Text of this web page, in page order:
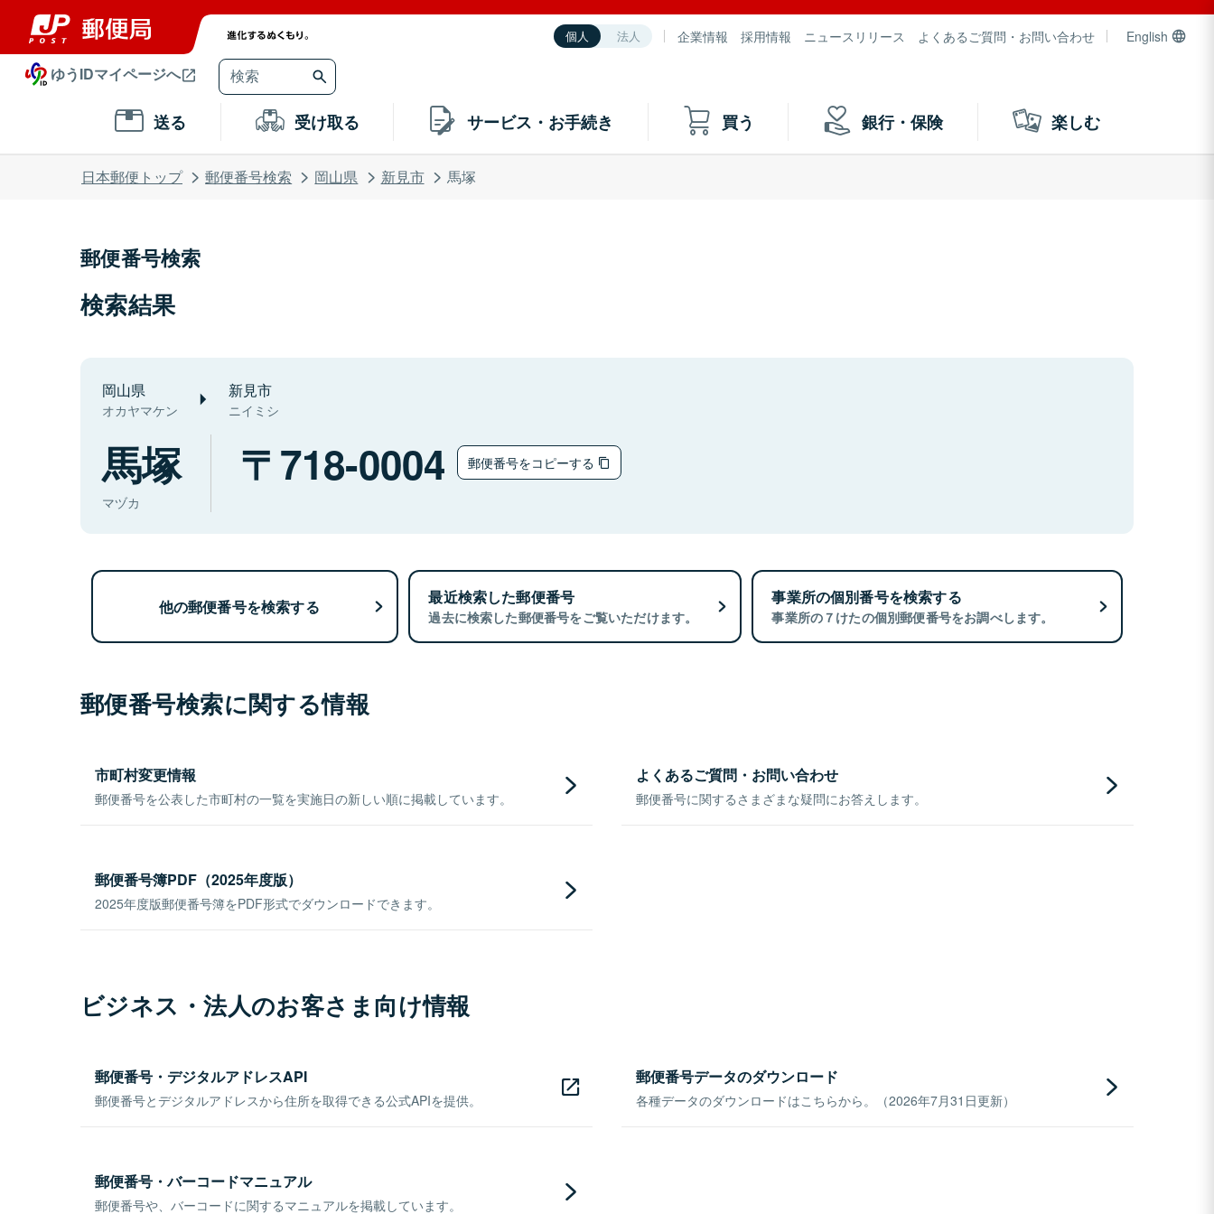
個人 法人 企業情報 採用情報 ニュースリリース よくあるご質問・お問い合わせ English
ゆうIDマイページへ
送る 受け取る サービス・お手続き 買う 銀行・保険 楽しむ
日本郵便トップ 郵便番号検索 岡山県 新見市 馬塚
郵便番号検索
検索結果
岡山県
オカヤマケン
新見市
ニイミシ
馬塚
マヅカ
718-0004 郵便番号をコピーする
他の郵便番号を検索する 最近検索した郵便番号
過去に検索した郵便番号をご覧いただけます。
事業所の個別番号を検索する
事業所の７けたの個別郵便番号をお調べします。
郵便番号検索に関する情報
市町村変更情報
郵便番号を公表した市町村の一覧を実施日の新しい順に掲載しています。
よくあるご質問・お問い合わせ
郵便番号に関するさまざまな疑問にお答えします。
郵便番号簿PDF（2025年度版）
2025年度版郵便番号簿をPDF形式でダウンロードできます。
ビジネス・法人のお客さま向け情報
郵便番号・デジタルアドレスAPI
郵便番号とデジタルアドレスから住所を取得できる公式APIを提供。
郵便番号データのダウンロード
各種データのダウンロードはこちらから。（2026年7月31日更新）
郵便番号・バーコードマニュアル
郵便番号や、バーコードに関するマニュアルを掲載しています。